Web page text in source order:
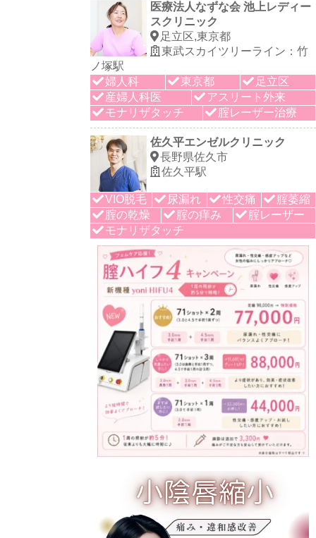
医療法人なずな会 池上レディー
スクリニック
足立区,東京都
東武スカイツリーライン：竹
ノ塚駅
婦人科
東京都
足立区
産婦人科医
アスリート外来
モナリザタッチ
腟レーザー治療
佐久平エンゼルクリニック
長野県佐久市
佐久平駅
VIO脱毛 尿漏れ 性交痛
腟萎縮
腟の乾燥
腟の痒み
腟レーザー
モナリザタッチ